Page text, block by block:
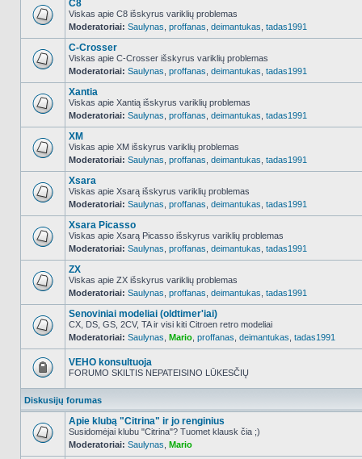
NO_UNREAD_POSTS
C8
Viskas apie C8 išskyrus variklių problemas
Moderatoriai: Saulynas proffanas deimantukas tadas1991
NO_UNREAD_POSTS
C-Crosser
Viskas apie C-Crosser išskyrus variklių problemas
Moderatoriai: Saulynas proffanas deimantukas tadas1991
NO_UNREAD_POSTS
Xantia
Viskas apie Xantią išskyrus variklių problemas
Moderatoriai: Saulynas proffanas deimantukas tadas1991
NO_UNREAD_POSTS
XM
Viskas apie XM išskyrus variklių problemas
Moderatoriai: Saulynas proffanas deimantukas tadas1991
NO_UNREAD_POSTS
Xsara
Viskas apie Xsarą išskyrus variklių problemas
Moderatoriai: Saulynas proffanas deimantukas tadas1991
NO_UNREAD_POSTS
Xsara Picasso
Viskas apie Xsarą Picasso išskyrus variklių problemas
Moderatoriai: Saulynas proffanas deimantukas tadas1991
NO_UNREAD_POSTS
ZX
Viskas apie ZX išskyrus variklių problemas
Moderatoriai: Saulynas proffanas deimantukas tadas1991
NO_UNREAD_POSTS
Senoviniai modeliai (oldtimer'iai)
CX, DS, GS, 2CV, TA ir visi kiti Citroen retro modeliai
Moderatoriai: Saulynas Mario proffanas deimantukas tadas1991
užrakintas
VEHO konsultuoja
FORUMO SKILTIS NEPATEISINO LŪKESČIŲ
Diskusijų forumas
NO_UNREAD_POSTS
Apie klubą "Citrina" ir jo renginius
Susidomėjai klubu "Citrina"? Tuomet klausk čia ;)
Moderatoriai: Saulynas Mario